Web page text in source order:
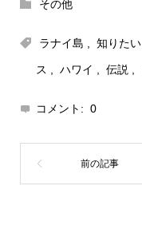
その他
ラナイ島 知りたい
ス ハワイ 伝説
コメント: 0